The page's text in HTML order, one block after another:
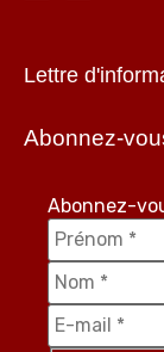
Lettre
Abonnez-
Abonnez-